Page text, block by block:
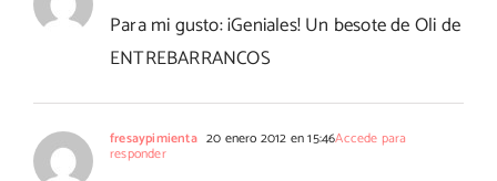
Para mi gusto: ¡Geniales! Un besote de Oli de
ENTREBARRANCOS
fresaypimienta 20 enero 2012 en 15:46Accede para
responder